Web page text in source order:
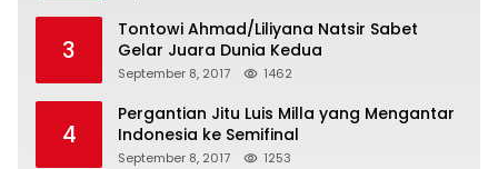
3
Tontowi Ahmad/Liliyana Natsir Sabet
Gelar Juara Dunia Kedua
September 8, 2017 1462
4
Pergantian Jitu Luis Milla yang Mengantar
Indonesia ke Semifinal
September 8, 2017 1253